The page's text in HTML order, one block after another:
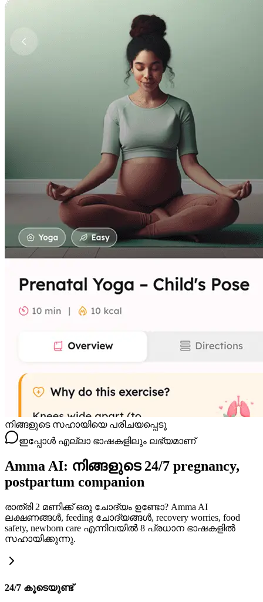
നിങ്ങളുടെ സഹായിയെ പരിചയപ്പെടൂ
ഇപ്പോൾ എല്ലാ ഭാഷകളിലും ലഭ്യമാണ്
Amma AI: നിങ്ങളുടെ 24/7 pregnancy,
postpartum companion
രാത്രി 2 മണിക്ക് ഒരു ചോദ്യം ഉണ്ടോ? Amma AI
ലക്ഷണങ്ങൾ, feeding ചോദ്യങ്ങൾ, recovery worries, food
safety, newborn care എന്നിവയിൽ 8 പ്രധാന ഭാഷകളിൽ
സഹായിക്കുന്നു.
24/7 കൂടെയുണ്ട്